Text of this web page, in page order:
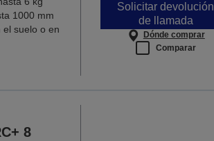
1000 mm
el suelo o en
Solicitar devolución
de llamada
Dónde comprar
Comparar
8